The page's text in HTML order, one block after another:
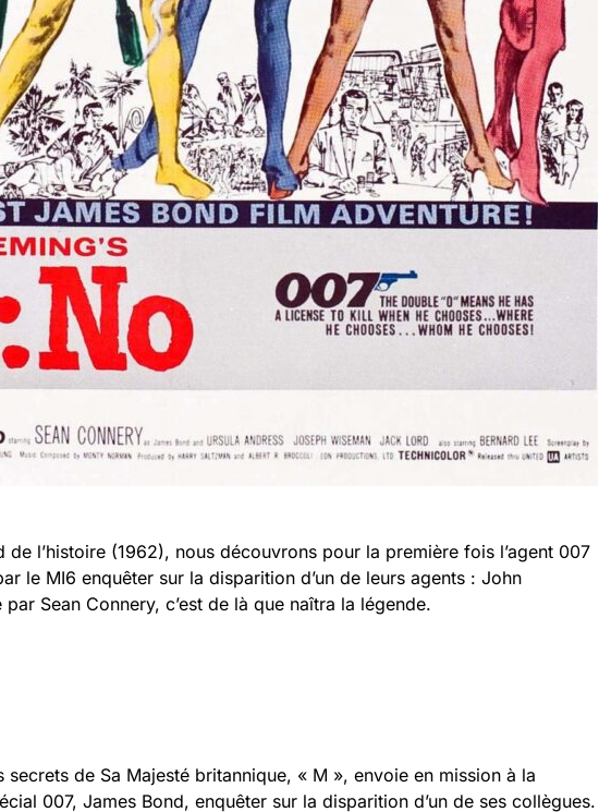
de l’histoire (1962), nous découvrons pour la première fois l’agent 007
le MI6 enquêter sur la disparition d’un de leurs agents : John
Sean Connery, c’est de là que naîtra la légende.
secrets de Sa Majesté britannique, « M », envoie en mission à la
007, James Bond, enquêter sur la disparition d’un de ses collègues.